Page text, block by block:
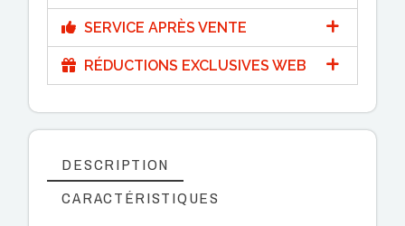
SERVICE APRÈS VENTE
RÉDUCTIONS EXCLUSIVES WEB
DESCRIPTION
CARACTÉRISTIQUES